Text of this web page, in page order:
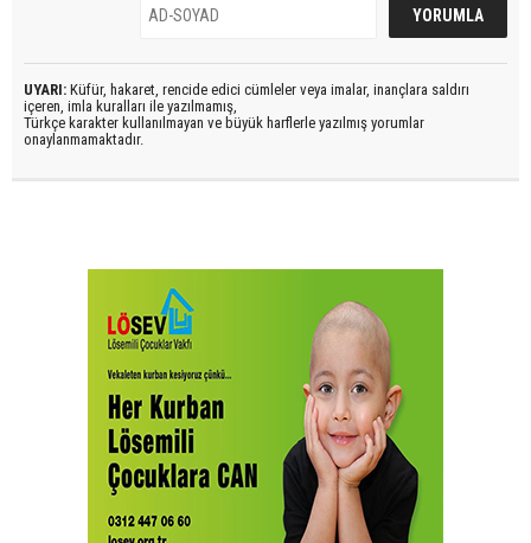
UYARI: Küfür, hakaret, rencide edici cümleler veya imalar, inançlara saldırı
içeren, imla kuralları ile yazılmamış,
Türkçe karakter kullanılmayan ve büyük harflerle yazılmış yorumlar
onaylanmamaktadır.